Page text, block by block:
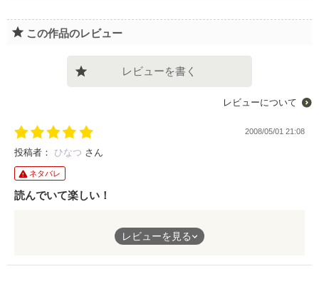
この作品のレビュー
レビューを書く
レビューについて
2008/05/01 21:08
投稿者： ひなつ さん
ネタバレ
読んでいて楽しい！
祐太くんが千亜ちゃんを好きということに気付いていくところが
レビューを見る